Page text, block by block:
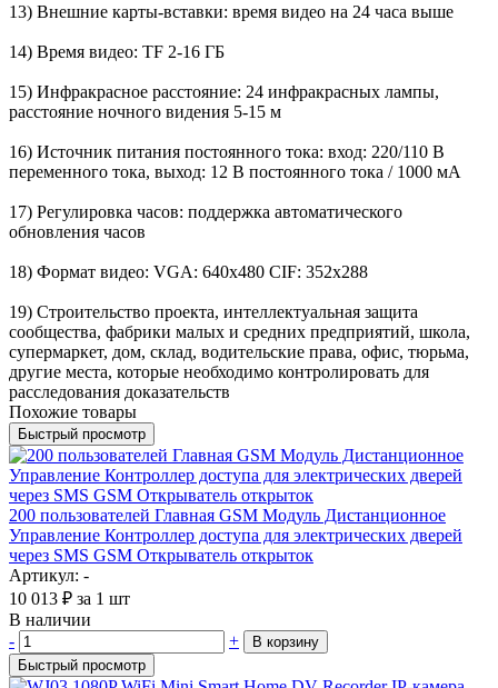
13) Внешние карты-вставки: время видео на 24 часа выше
14) Время видео: TF 2-16 ГБ
15) Инфракрасное расстояние: 24 инфракрасных лампы,
расстояние ночного видения 5-15 м
16) Источник питания постоянного тока: вход: 220/110 В
переменного тока, выход: 12 В постоянного тока / 1000 мА
17) Регулировка часов: поддержка автоматического
обновления часов
18) Формат видео: VGA: 640x480 CIF: 352x288
19) Строительство проекта, интеллектуальная защита
сообщества, фабрики малых и средних предприятий, школа,
супермаркет, дом, склад, водительские права, офис, тюрьма,
другие места, которые необходимо контролировать для
расследования доказательств
Похожие товары
Быстрый просмотр
200 пользователей Главная GSM Модуль Дистанционное
Управление Контроллер доступа для электрических дверей
через SMS GSM Открыватель открыток
Артикул: -
10 013 ₽ за 1 шт
В наличии
-
+
В корзину
Быстрый просмотр